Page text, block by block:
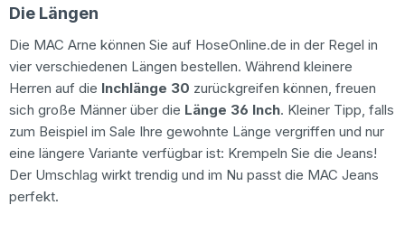
Die Längen
Die MAC Arne können Sie auf HoseOnline.de in der Regel in
vier verschiedenen Längen bestellen. Während kleinere
Herren auf die Inchlänge 30 zurückgreifen können, freuen
sich große Männer über die Länge 36 Inch. Kleiner Tipp, falls
zum Beispiel im Sale Ihre gewohnte Länge vergriffen und nur
eine längere Variante verfügbar ist: Krempeln Sie die Jeans!
Der Umschlag wirkt trendig und im Nu passt die MAC Jeans
perfekt.